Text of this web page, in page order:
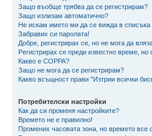
Защо въобще трябва да се регистрирам?
Защо излизам автоматично?
Не искам името ми да се вижда в списъка
Забравих си паролата!
Добре, регистрирах се, но не мога да
Регистрирах се преди известно време, но
Какво е COPPA?
Защо не мога да се регистрирам?
Какво всъщност прави "Изтрии всички
Потребителски настройки
Как да си променя настройките?
Времето не е правилно!
Промених часовата зона, но времето все